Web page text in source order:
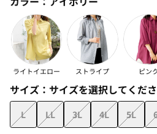
ライトイエロー ストライプ ピン
サイズ： サイズを選択してくだ
L LL 3L 4L 5L